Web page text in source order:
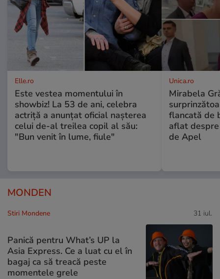
Elle.ro
Este vestea momentului în
showbiz! La 53 de ani, celebra
actriță a anunțat oficial nașterea
celui de-al treilea copil al său:
"Bun venit în lume, fiule"
Unica.ro
Mirabela
flancată de
aflat
de Apel
MONDEN
Stiri Mondene 31 iul.
Panică pentru What’s UP la
Asia Express. Ce a luat cu el în
bagaj ca să treacă peste
momentele grele